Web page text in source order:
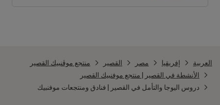
العربية إفريقيا مصر القصير
منتجع موڤنبيك القصير
الأنشطة في القصير | منتجع موفنبيك القصير
دروس اليوجا والتأمل في القصير | فنادق ومنتجعات موفنبيك